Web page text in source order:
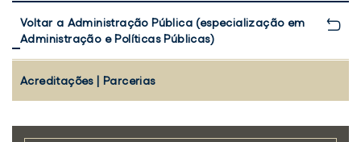
Voltar a Administração Pública (especialização em
Administração e Políticas Públicas)
Acreditações | Parcerias